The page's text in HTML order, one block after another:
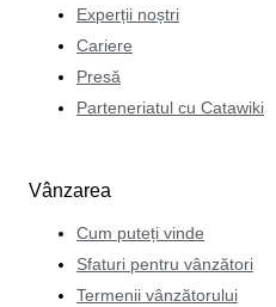
Experții noștri
Cariere
Presă
Parteneriatul cu Catawiki
Vânzarea
Cum puteți vinde
Sfaturi pentru vânzători
Termenii vânzătorului